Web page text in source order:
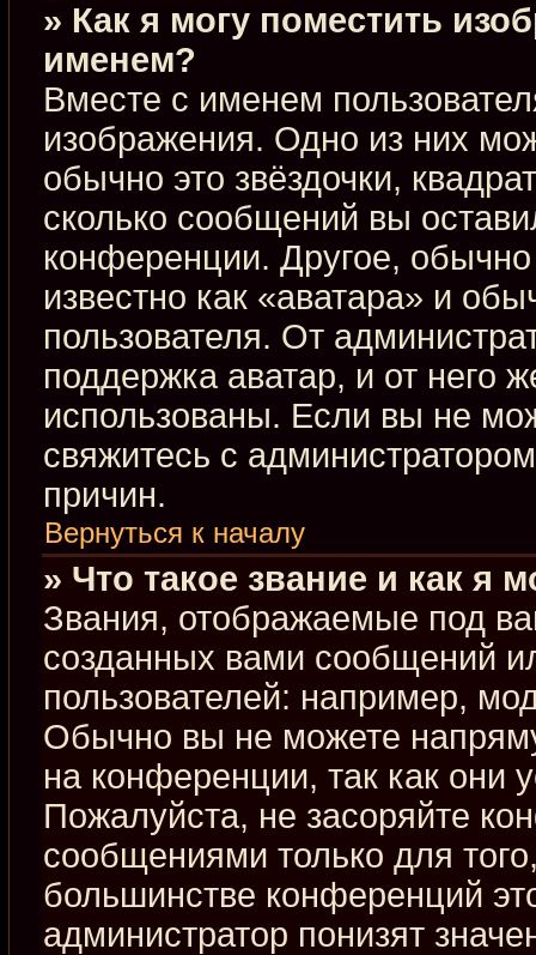
» Как я могу поместить
именем?
Вместе с именем
изображения. Одно из них
обычно это звёздочки,
сколько сообщений вы
конференции. Другое,
известно как «аватара» и
пользователя. От
поддержка аватар, и от него
использованы. Если вы не
свяжитесь с
причин.
Вернуться к началу
» Что такое звание и как я
Звания, отображаемые под
созданных вами сообщений
пользователей: например,
Обычно вы не можете
на конференции, так как они
Пожалуйста, не засоряйте
сообщениями только для
большинстве конференций
администратор понизят